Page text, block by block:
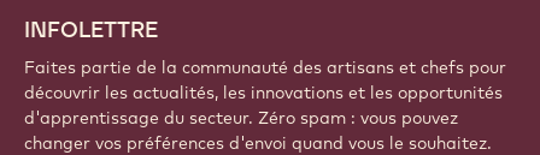
INFOLETTRE
Faites partie de la communauté des artisans et chefs pour
découvrir les actualités, les innovations et les opportunités
d'apprentissage du secteur. Zéro spam : vous pouvez
changer vos préférences d'envoi quand vous le souhaitez.